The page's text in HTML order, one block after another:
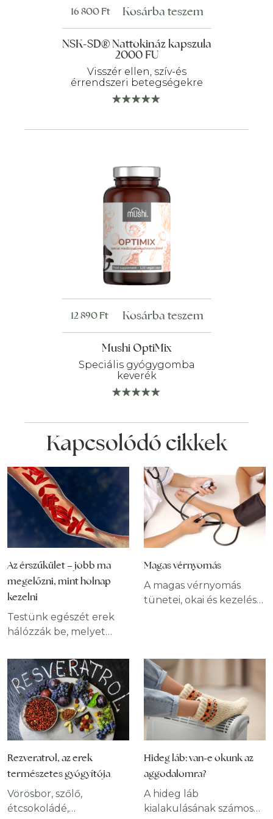
NSK-SD® Nattokináz kapszula
2000 FU
Visszér ellen, szív-és
érrendszeri betegségekre
16 800Ft Kosárba teszem
Mushi OptiMix
Speciális gyógygomba
keverék
12 890Ft Kosárba teszem
Kapcsolódó cikkek
Az érszűkület – jobb ma
megelőzni, mint holnap
kezelni
Testünk egészét erek
hálózzák be, melyet
neveznek. Célja, hogy a
vér az érrendszeren
keresztül eljusson a test
összes sejtjéhez és
azokat táplálja,
oxigénnel lással el. Az
megfelelő működése
hatással van az egész
testre és a belső szervek
megfelelő működésére.
Magas vérnyomás
A magas vérnyomás
tünetei, okai és kezelése
népbetegségnek számít,
egyes becslések szerint
a magyar lakosság több
mint egynegyedét érinti.
Általában hosszú évek
alatt alakul ki és sokáig
tüneteket. Gyakran túl
későn hívják fel a
betegségre a figyelmet
olyan szövődmények,
Rezveratrol, az erek
természetes gyógyítója
Vörösbor, szőlő,
étcsokoládé,
Hideg láb: van-e okunk az
aggodalomra?
A hideg láb
kialakulásának számos